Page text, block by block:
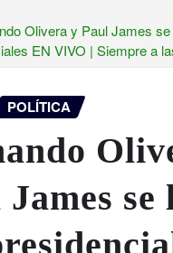
Olivera y Paul James
EN VIVO | Siempre a
POLÍTICA
se